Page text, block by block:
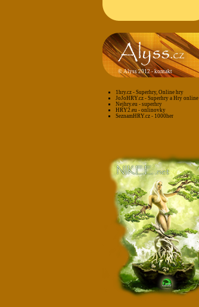
©Alyss 2012 - kontakt
1hry.cz - Superhry, Online hry
JoJoHRY.cz - Superhry a Hry online
Nejhry.eu - superhry
HRY2.eu - onlinovky
SeznamHRY.cz - 1000her